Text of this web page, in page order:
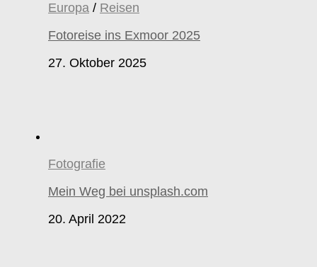
Europa / Reisen
Fotoreise ins Exmoor 2025
27. Oktober 2025
Fotografie
Mein Weg bei unsplash.com
20. April 2022